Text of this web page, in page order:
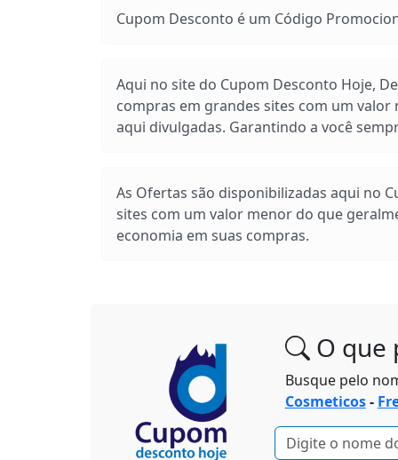
Cupom Desconto é um Código
Aqui no site do Cupom Desconto Hoje,
compras em grandes sites com um
aqui divulgadas. Garantindo a você
As Ofertas são disponibilizadas aqui no
sites com um valor menor do que
economia em suas compras.
O que
Busque pelo
Cosmeticos-